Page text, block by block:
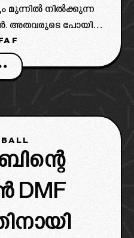
മുന്നിൽ നിൽക്കുന്ന
അതവരുടെ പോയിന്റ്
കാണാൻ
പഞ്ചാബ്
താരത്തിനായി
DMF